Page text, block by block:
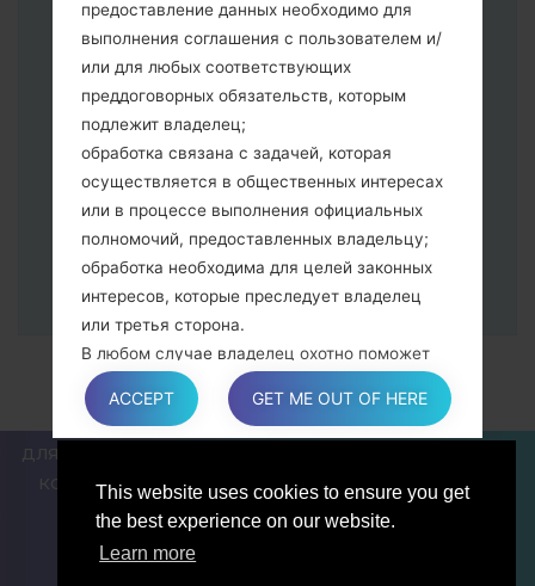
This website uses cookies to ensure you get
the best experience on our website.
Learn more
питания и увеличения громкости
Далее подключите к компьютеру,
программа Odin должна определить
Ваш девайс и "COM port number"
появится на экране.
Укажите только "F.Reset" время и "Auto-
Reboot".
В конце нажмите кнопку "Start". Ваше
устройство перезагрузится и
отсоединится от ПК.
ДЛЯ БЛОГЕРОВ И ПИСАТЕЛЕЙ
КОНТАКТЫ
ПОЛИТИКА КОНФИДЕНЦИАЛЬНОСТИ
УСЛОВИЯ ОБСЛУЖИВАНИЯ
предоставление данных необходимо для
выполнения соглашения с пользователем и/
или для любых соответствующих
преддоговорных обязательств, которым
подлежит владелец;
обработка связана с задачей, которая
осуществляется в общественных интересах
или в процессе выполнения официальных
полномочий, предоставленных владельцу;
обработка необходима для целей законных
интересов, которые преследует владелец
или третья сторона.
В любом случае владелец охотно поможет
объяснить конкретную правовую основу,
которая применяется к обработке, и в
частности, является ли предоставление
договорным условием, или же условием,
необходимым для заключения договора.
ACCEPT GET ME OUT OF HERE